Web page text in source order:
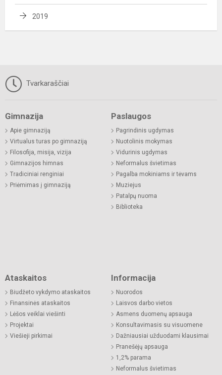
2019
Tvarkaraščiai
Gimnazija
Apie gimnaziją
Virtualus turas po gimnaziją
Filosofija, misija, vizija
Gimnazijos himnas
Tradiciniai renginiai
Priėmimas į gimnaziją
Paslaugos
Pagrindinis ugdymas
Nuotolinis mokymas
Vidurinis ugdymas
Neformalus švietimas
Pagalba mokiniams ir tėvams
Muziejus
Patalpų nuoma
Biblioteka
Ataskaitos
Biudžeto vykdymo ataskaitos
Finansinės ataskaitos
Lėšos veiklai viešinti
Projektai
Viešieji pirkimai
Informacija
Nuorodos
Laisvos darbo vietos
Asmens duomenų apsauga
Konsultavimasis su visuomene
Dažniausiai užduodami klausimai
Pranešėjų apsauga
1,2% parama
Neformalus švietimas